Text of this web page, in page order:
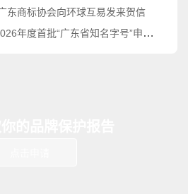
东商标协会向环球互易发来贺信
首批“广东省知名字号”申报受理点！